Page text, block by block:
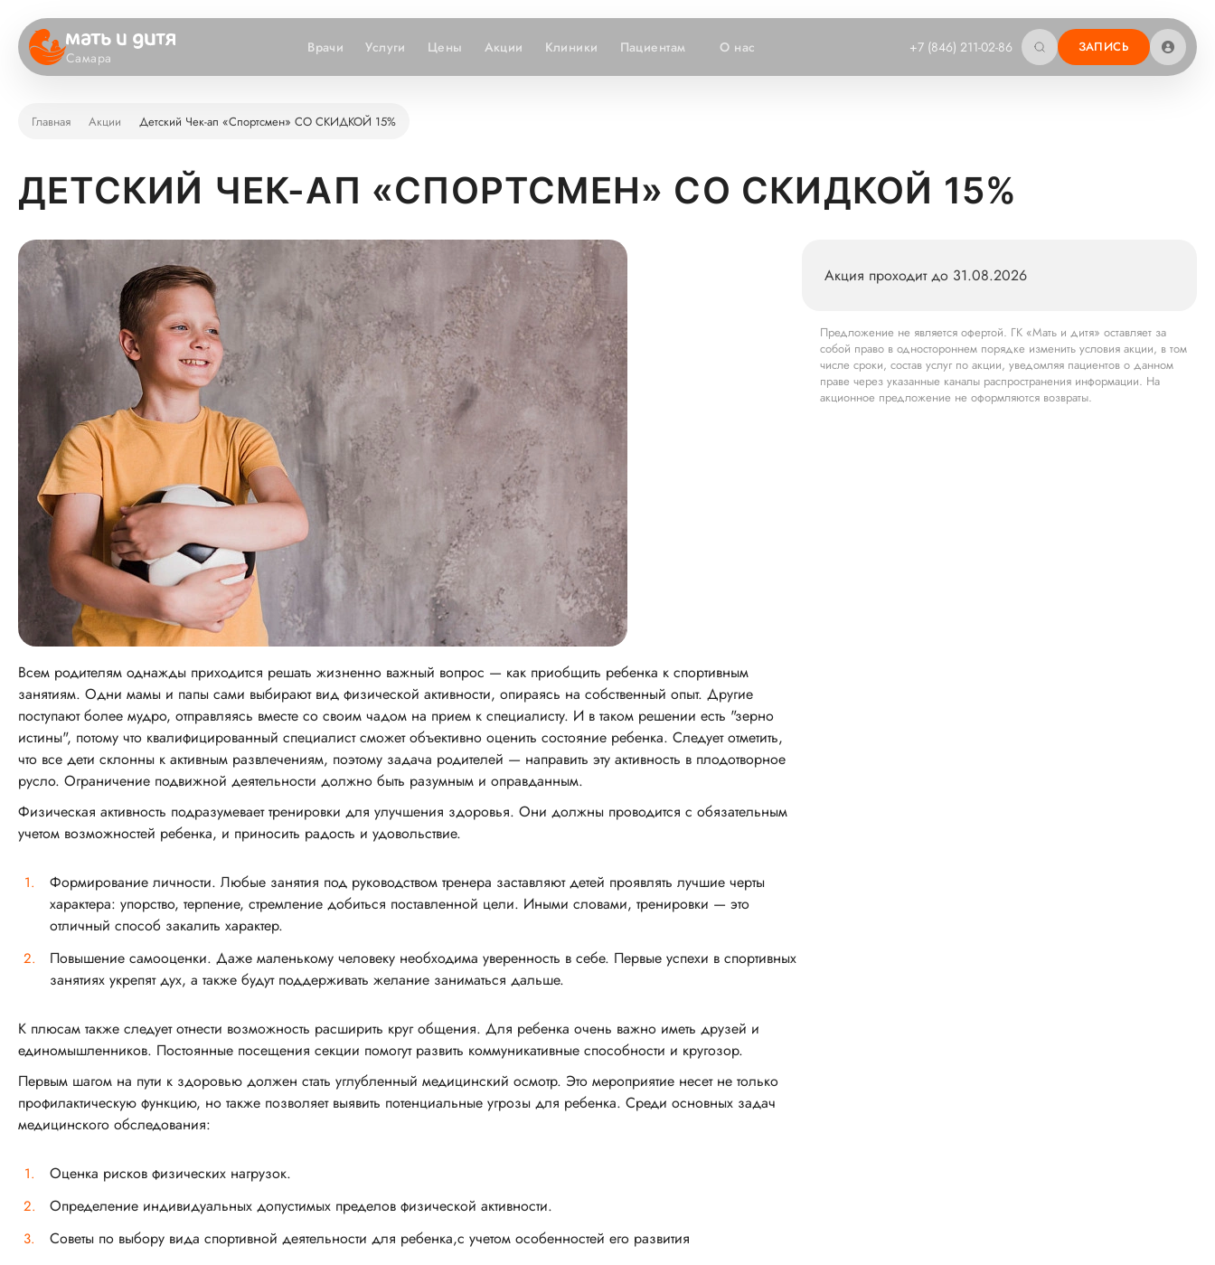
Самара
Врачи Услуги Цены Акции Клиники Пациентам О нас +7 (846) 211-02-86 ЗАПИСЬ
Главная Акции Детский Чек-ап «Спортсмен» СО СКИДКОЙ 15%
ДЕТСКИЙ ЧЕК-АП «СПОРТСМЕН» СО СКИДКОЙ 15%
Всем родителям однажды приходится решать жизненно важный вопрос — как приобщить ребенка к спортивным
занятиям. Одни мамы и папы сами выбирают вид физической активности, опираясь на собственный опыт. Другие
поступают более мудро, отправляясь вместе со своим чадом на прием к специалисту. И в таком решении есть "зерно
истины", потому что квалифицированный специалист сможет объективно оценить состояние ребенка. Следует отметить,
что все дети склонны к активным развлечениям, поэтому задача родителей — направить эту активность в плодотворное
русло. Ограничение подвижной деятельности должно быть разумным и оправданным.
Физическая активность подразумевает тренировки для улучшения здоровья. Они должны проводится с обязательным
учетом возможностей ребенка, и приносить радость и удовольствие.
Формирование личности. Любые занятия под руководством тренера заставляют детей проявлять лучшие черты
характера: упорство, терпение, стремление добиться поставленной цели. Иными словами, тренировки — это
отличный способ закалить характер.
Повышение самооценки. Даже маленькому человеку необходима уверенность в себе. Первые успехи в спортивных
занятиях укрепят дух, а также будут поддерживать желание заниматься дальше.
К плюсам также следует отнести возможность расширить круг общения. Для ребенка очень важно иметь друзей и
единомышленников. Постоянные посещения секции помогут развить коммуникативные способности и кругозор.
Первым шагом на пути к здоровью должен стать углубленный медицинский осмотр. Это мероприятие несет не только
профилактическую функцию, но также позволяет выявить потенциальные угрозы для ребенка. Среди основных задач
медицинского обследования:
Оценка рисков физических нагрузок.
Определение индивидуальных допустимых пределов физической активности.
Советы по выбору вида спортивной деятельности для ребенка,с учетом особенностей его развития
Акция проходит до 31.08.2026
Предложение не является офертой. ГК «Мать и дитя» оставляет за
собой право в одностороннем порядке изменить условия акции, в том
числе сроки, состав услуг по акции, уведомляя пациентов о данном
праве через указанные каналы распространения информации. На
акционное предложение не оформляются возвраты.